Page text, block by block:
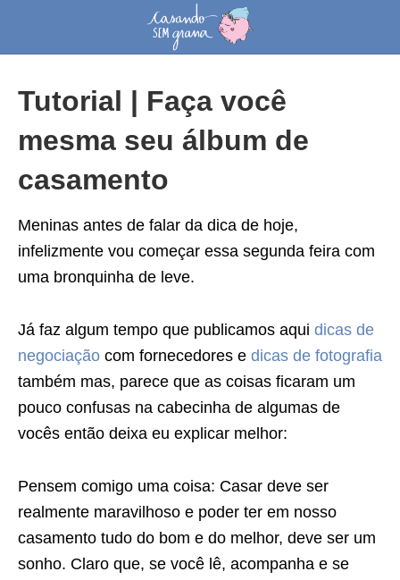
Tutorial | Faça você
mesma seu álbum de
casamento
Meninas antes de falar da dica de hoje,
infelizmente vou começar essa segunda feira com
uma bronquinha de leve.
Já faz algum tempo que publicamos aqui dicas de
negociação com fornecedores e dicas de fotografia
também mas, parece que as coisas ficaram um
pouco confusas na cabecinha de algumas de
vocês então deixa eu explicar melhor:
Pensem comigo uma coisa: Casar deve ser
realmente maravilhoso e poder ter em nosso
casamento tudo do bom e do melhor, deve ser um
sonho. Claro que, se você lê, acompanha e se